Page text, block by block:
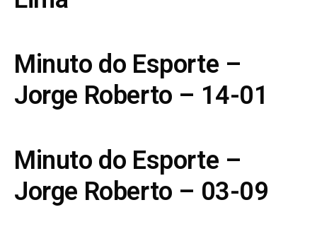
Minuto do Esporte –
Jorge Roberto – 14-01
Minuto do Esporte –
Jorge Roberto – 03-09